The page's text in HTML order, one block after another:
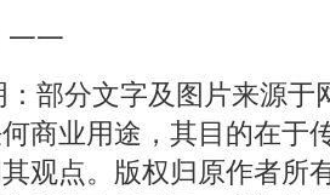
一一
：部分文字及图片来源
商业用途，其目的在于
观点。版权归原作者所